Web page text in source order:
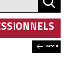
Retour